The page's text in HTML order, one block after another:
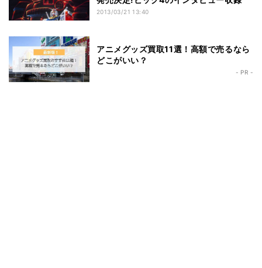
2013/03/21 13:40
アニメグッズ買取11選！高額で売るなら
どこがいい？
- PR -